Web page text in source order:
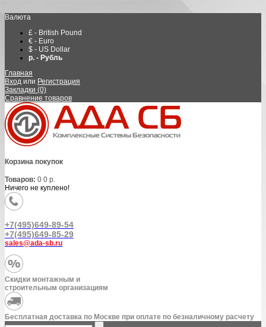
Валюта
£ - British Pound
€ - Euro
$ - US Dollar
р. - Рубль
Главная
Вход или Регистрация
Закладки (0)
Сравнение товаров
Корзина покупок
Товаров: 0 0 р.
Ничего не куплено!
+7(495)649-89-54
+7(495)649-85-29
sales@ada-sb.ru
Скидки монтажным и
строительным организациям
Бесплатная доставка по Москве при оплате по безналичному расчету